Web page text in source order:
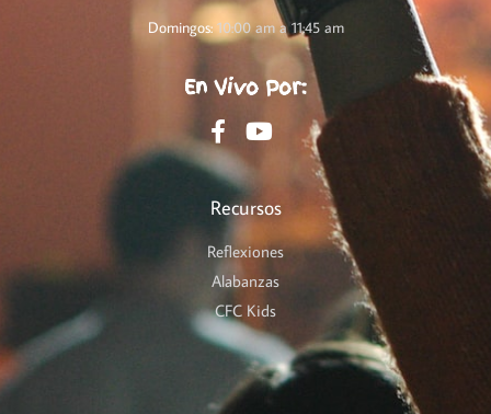
Domingos: 10:00 am a 11:45 am
En Vivo Por:
Recursos
Reflexiones
Alabanzas
CFC Kids